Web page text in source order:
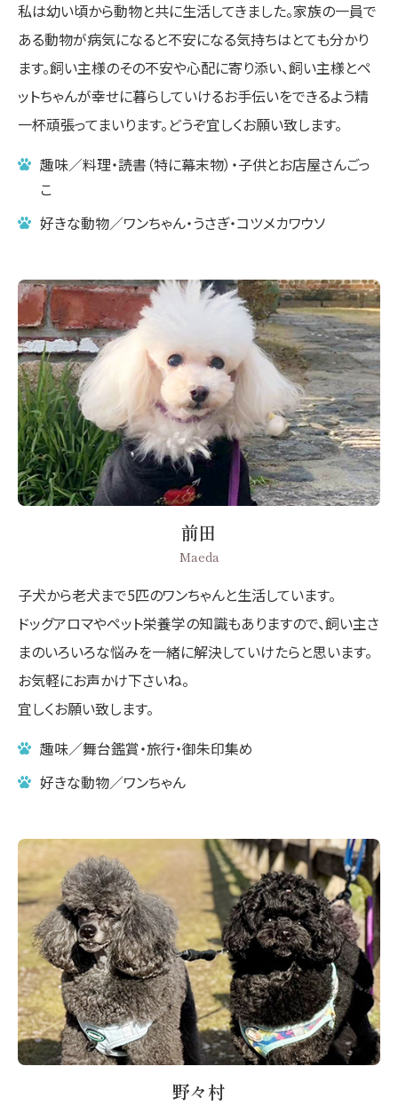
私は幼い頃から動物と共に生活してきました。家族の一員で
ある動物が病気になると不安になる気持ちはとても分かり
ます。飼い主様のその不安や心配に寄り添い、飼い主様とペ
ットちゃんが幸せに暮らしていけるお手伝いをできるよう精
一杯頑張ってまいります。どうぞ宜しくお願い致します。
趣味／料理・読書（特に幕末物）・子供とお店屋さんごっ
こ
好きな動物／ワンちゃん・うさぎ・コツメカワウソ
前田
Maeda
子犬から老犬まで5匹のワンちゃんと生活しています。
ドッグアロマやペット栄養学の知識もありますので、飼い主さ
まのいろいろな悩みを一緒に解決していけたらと思います。
お気軽にお声かけ下さいね。
宜しくお願い致します。
趣味／舞台鑑賞・旅行・御朱印集め
好きな動物／ワンちゃん
野々村